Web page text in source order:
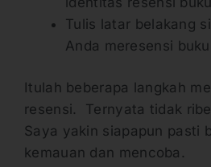
Tulis latar belakang
Anda meresensi
Itulah beberapa langkah
resensi. Ternyata tidak
Saya yakin siapapun pasti
kemauan dan mencoba.